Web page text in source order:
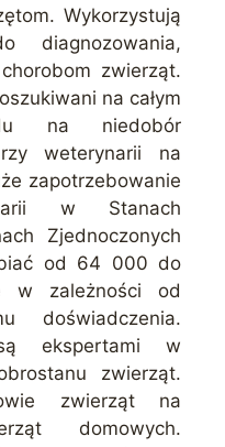
Wykorzystują
diagnozowania,
zwierząt.
na całym
na niedobór
weterynarii na
zapotrzebowanie
w Stanach
Zjednoczonych
od 64 000 do
w zależności od
doświadczenia.
ekspertami w
zwierząt.
zwierząt na
domowych.